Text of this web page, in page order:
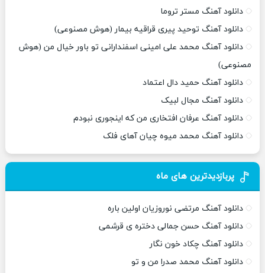
دانلود آهنگ مستر تروما
دانلود آهنگ توحید پیری قراقیه بیمار (هوش مصنوعی)
دانلود آهنگ محمد علی امینی اسفندارانی تو باور خیال من (هوش
مصنوعی)
دانلود آهنگ حمید دال اعتماد
دانلود آهنگ مجال لبیک
دانلود آهنگ عرفان افتخاری من که اینجوری نبودم
دانلود آهنگ محمد میوه چیان آهای فلک
پربازدیدترین های ماه
دانلود آهنگ مرتضی نوروزیان اولین باره
دانلود آهنگ حسن جمالی دختره ی قرشمی
دانلود آهنگ چکاد خون نگار
دانلود آهنگ محمد صدرا من و تو